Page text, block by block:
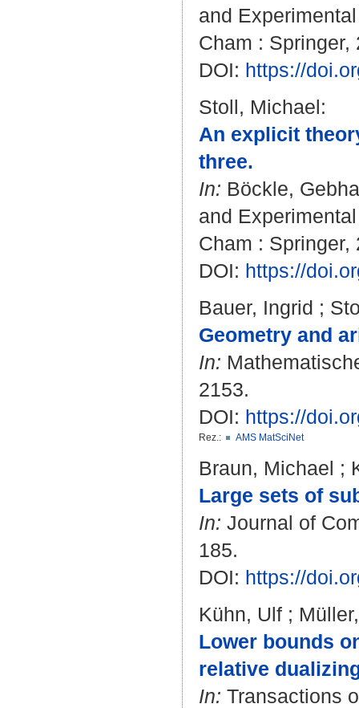
and
Cham : Springer,
DOI: https://
Stoll, Michael:
An explicit
three.
In: Böckle,
and
Cham : Springer,
DOI: https://
Bauer, Ingrid ;
Geometry and
In:
2153.
DOI: https://
Rez.: AMS MatSciNet
Braun, Michael ;
Large sets of
In: Journal of
185.
DOI: https://
Kühn, Ulf ;
Lower bounds
relative
In: Transactions